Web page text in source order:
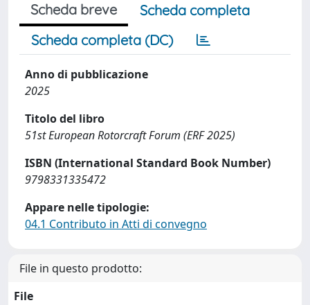
Scheda breve
Scheda completa
Scheda completa (DC)
Anno di pubblicazione
2025
Titolo del libro
51st European Rotorcraft Forum (ERF 2025)
ISBN (International Standard Book Number)
9798331335472
Appare nelle tipologie:
04.1 Contributo in Atti di convegno
File in questo prodotto:
File